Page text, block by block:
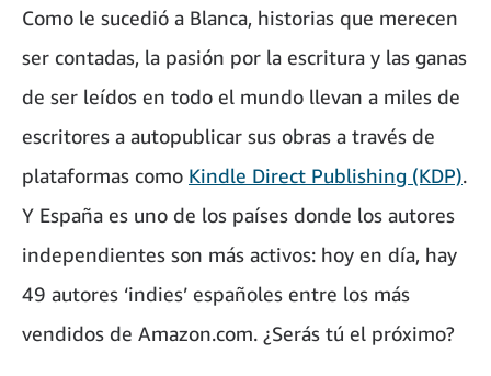
Como le sucedió a Blanca, historias que merecen
ser contadas, la pasión por la escritura y las ganas
de ser leídos en todo el mundo llevan a miles de
escritores a autopublicar sus obras a través de
plataformas como Kindle Direct Publishing (KDP).
Y España es uno de los países donde los autores
independientes son más activos: hoy en día, hay
49 autores ‘indies’ españoles entre los más
vendidos de Amazon.com. ¿Serás tú el próximo?